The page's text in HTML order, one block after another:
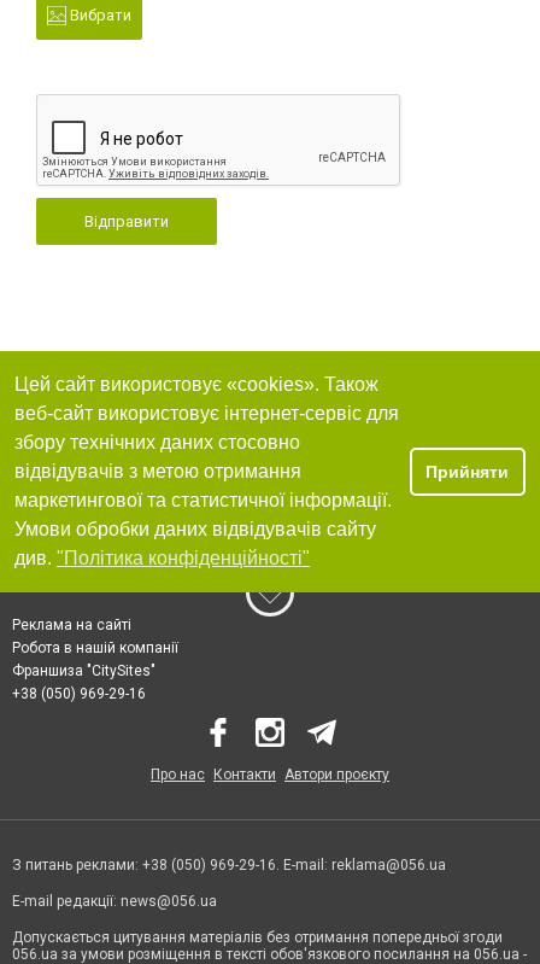
Вибрати
Відправити
Цей сайт використовує «cookies». Також
веб-сайт використовує інтернет-сервіс для
збору технічних даних стосовно
відвідувачів з метою отримання
маркетингової та статистичної інформації.
Умови обробки даних відвідувачів сайту
див. "Політика конфіденційності"
Прийняти
Реклама на сайті
Робота в нашій компанії
Франшиза "CitySites"
+38 (050) 969-29-16
Про нас Контакти Автори проєкту
З питань реклами: +38 (050) 969-29-16. E-mail: reklama@056.ua
E-mail редакції: news@056.ua
Допускається цитування матеріалів без отримання попередньої згоди
056.ua за умови розміщення в тексті обов'язкового посилання на 056.ua -